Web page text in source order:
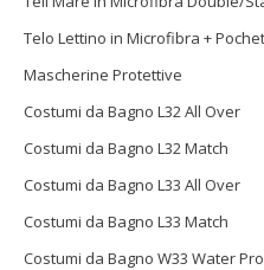
Telo Lettino in Microfibra +
Mascherine Protettive
Costumi da Bagno L32 All Over
Costumi da Bagno L32 Match
Costumi da Bagno L33 All Over
Costumi da Bagno L33 Match
Costumi da Bagno W33 Water